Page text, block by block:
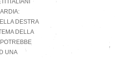
ITALIANI
DESTRA
DELLA
UNA